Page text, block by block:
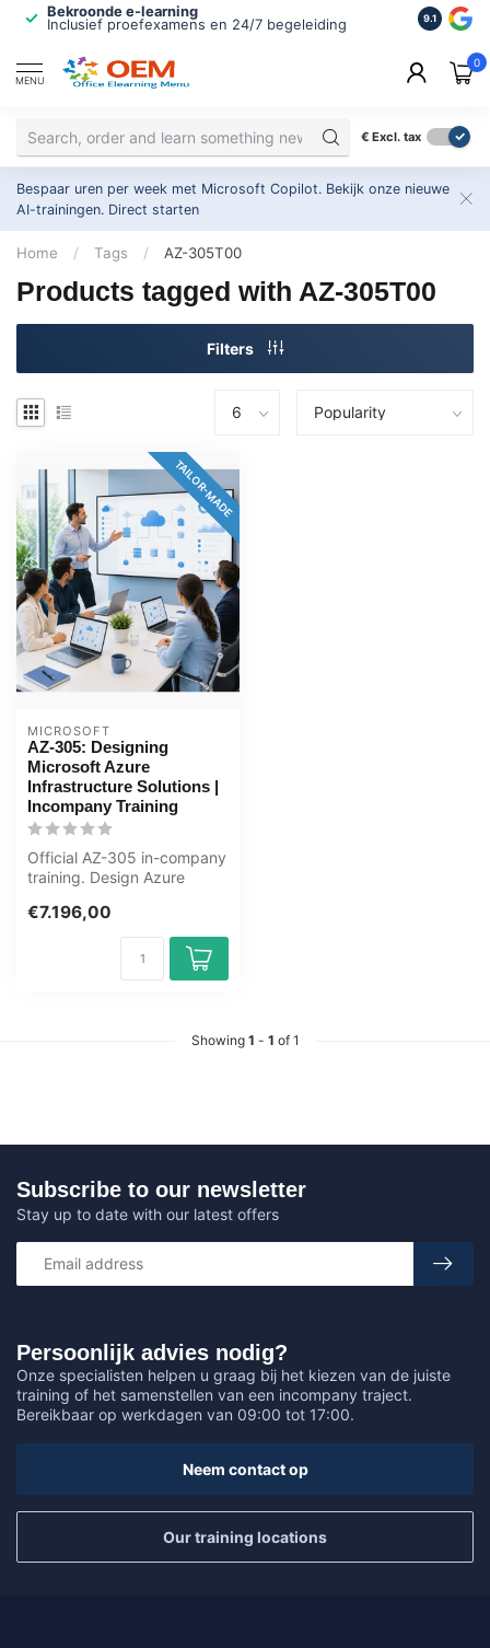
Bekroonde e-learning
Inclusief proefexamens en 24/7 begeleiding
ISO
2.500+
9.1
MENU
0
€ Excl. tax
Bespaar uren per week met Microsoft Copilot. Bekijk onze nieuwe
AI-trainingen. Direct starten
Home / Tags / AZ-305T00
Products tagged with AZ-305T00
Filters
TAILOR-MADE
MICROSOFT
AZ-305: Designing
Microsoft Azure
Infrastructure Solutions |
Incompany Training
Official AZ-305 in-company
training. Design Azure
ne...
€7.196,00
Showing 1 - 1 of 1
Persoonlijk advies nodig?
Onze specialisten helpen u graag bij het kiezen van de juiste
training of het samenstellen van een incompany traject.
Bereikbaar op werkdagen van 09:00 tot 17:00.
Neem contact op
Our training locations
Subscribe to our newsletter
Stay up to date with our latest offers